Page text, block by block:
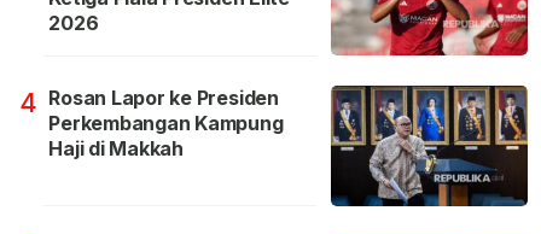
2026
4 Rosan Lapor ke Presiden
Perkembangan Kampung
Haji di Makkah